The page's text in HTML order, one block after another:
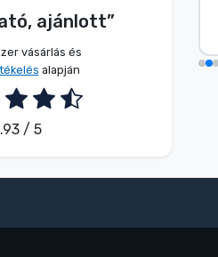
ajánlott”
vásárlás és
alapján
/ 5
08. 07.